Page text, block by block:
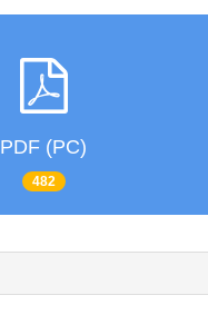
PDF (PC)
482